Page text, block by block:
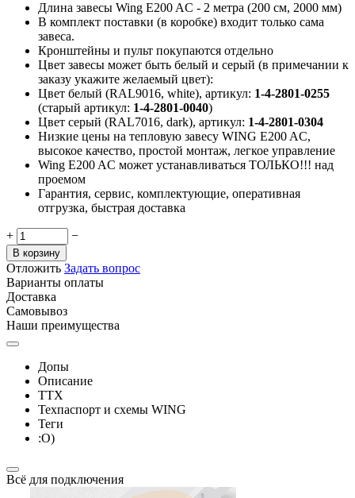
Длина завесы Wing E200 AC - 2 метра (200 см, 2000 мм)
В комплект поставки (в коробке) входит только сама
завеса.
Кронштейны и пульт покупаются отдельно
Цвет завесы может быть белый и серый (в примечании к
заказу укажите желаемый цвет):
Цвет белый (RAL9016, white), артикул: 1-4-2801-0255
(старый артикул: 1-4-2801-0040)
Цвет серый (RAL7016, dark), артикул: 1-4-2801-0304
Низкие цены на тепловую завесу WING E200 AC,
высокое качество, простой монтаж, легкое управление
Wing E200 AC может устанавливаться ТОЛЬКО!!! над
проемом
Гарантия, сервис, комплектующие, оперативная
отгрузка, быстрая доставка
+ −
В корзину
Отложить Задать вопрос
Варианты оплаты
Доставка
Самовывоз
Наши преимущества
Допы
Описание
ТТХ
Техпаспорт и схемы WING
Теги
:О)
Всё для подключения